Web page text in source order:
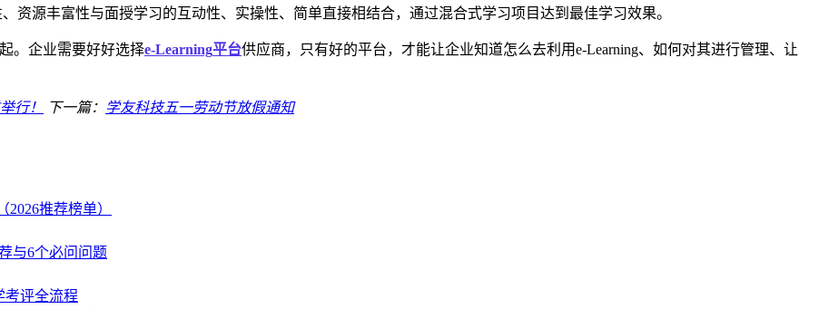
资源丰富性与面授学习的互动性、实操性、简单直接相结合，通过混合式学习项目达到最佳学习效果。
。 企业需要好好选择e-Learning平台供应商， 只有好的平台，才能让企业知道怎么去利用e-Learning、如何对其进行管理、 让
行！ 下一篇： 学友科技五一劳动节放假通知
推荐榜单）
与6个必问问题
考评全流程